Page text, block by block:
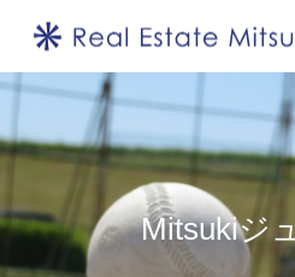
Mitsukiジ